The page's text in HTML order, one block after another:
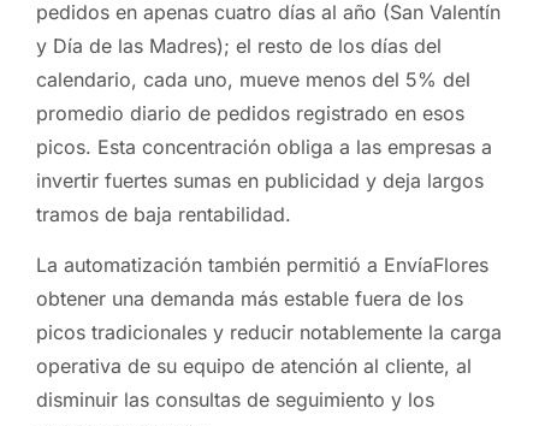
pedidos en apenas cuatro días al año (San Valentín
y Día de las Madres); el resto de los días del
calendario, cada uno, mueve menos del 5% del
promedio diario de pedidos registrado en esos
picos. Esta concentración obliga a las empresas a
invertir fuertes sumas en publicidad y deja largos
tramos de baja rentabilidad.
La automatización también permitió a EnvíaFlores
obtener una demanda más estable fuera de los
picos tradicionales y reducir notablemente la carga
operativa de su equipo de atención al cliente, al
disminuir las consultas de seguimiento y los